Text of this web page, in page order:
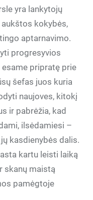
yra lankytojų
kokybės,
aptarnavimo.
progresyvios
pripratę prie
šefas juos kuria
naujoves, kitokį
ir pabrėžia, kad
ilsėdamiesi –
kasdienybės dalis.
kartu leisti laiką
skanų maistą
pamėgtoje